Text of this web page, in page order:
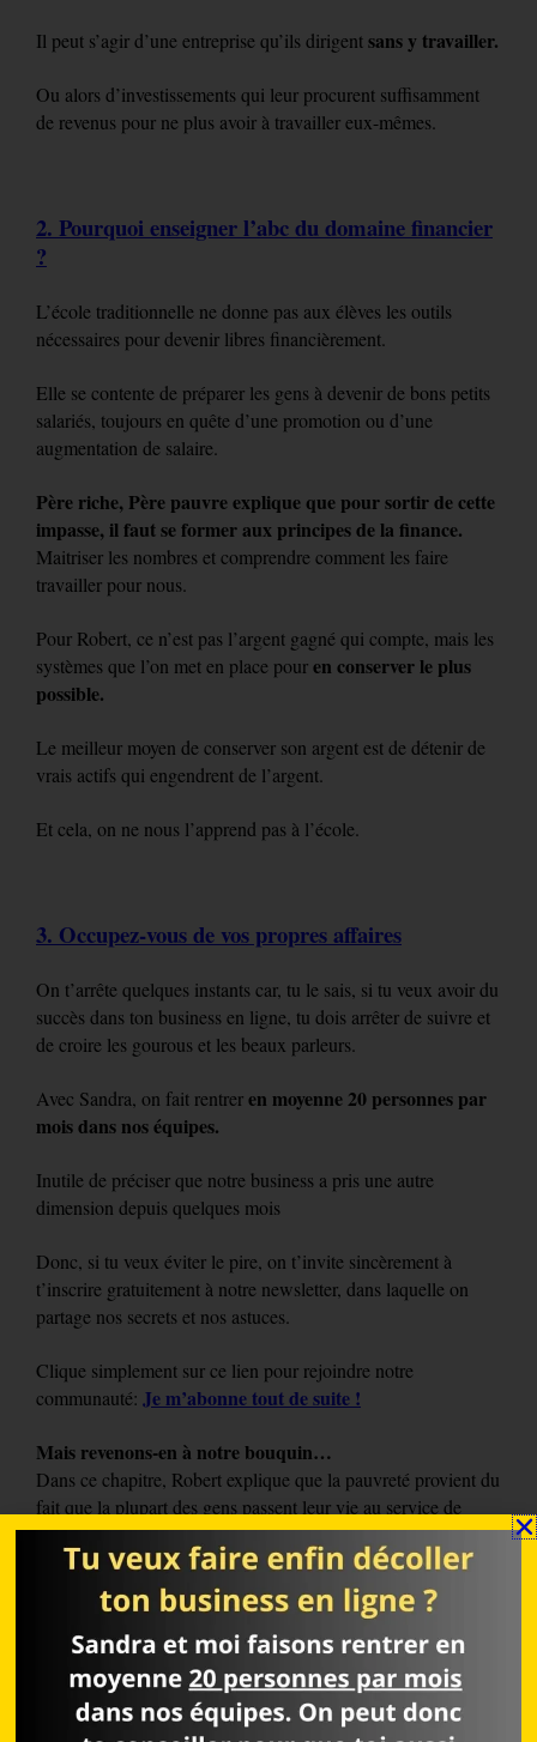
Il peut s’agir d’une entreprise qu’ils dirigentsans y travailler.
Ou alors d’investissements qui leur procurent suffisamment
de revenus pour ne plus avoir à travailler eux-mêmes.
2. Pourquoi enseigner l’abc du domaine financier
?
L’école traditionnelle ne donne pas aux élèves les outils
nécessaires pour devenir libres financièrement.
Elle se contente de préparer les gens à devenir de bons petits
salariés, toujours en quête d’une promotion ou d’une
augmentation de salaire.
Père riche, Père pauvre explique que pour sortir de cette
impasse, il faut se former aux principes de la finance.
Maitriser les nombres et comprendre comment les faire
travailler pour nous.
Pour Robert, ce n’est pas l’argent gagné qui compte, mais les
systèmes que l’on met en place pouren conserver le plus
possible.
Le meilleur moyen de conserver son argent est de détenir de
vrais actifs qui engendrent de l’argent.
Et cela, on ne nous l’apprend pas à l’école.
3. Occupez-vous de vos propres affaires
On t’arrête quelques instants car, tu le sais, si tu veux avoir du
succès dans ton business en ligne, tu dois arrêter de suivre et
de croire les gourous et les beaux parleurs.
Avec Sandra, on fait rentreren moyenne 20 personnes par
mois dans nos équipes.
Inutile de préciser que notre business a pris une autre
dimension depuis quelques mois
Donc, si tu veux éviter le pire, on t’invite sincèrement à
t’inscrire gratuitement à notre newsletter, dans laquelle on
partage nos secrets et nos astuces.
Clique simplement sur ce lien pour rejoindre notre
communauté: Je m’abonne tout de suite !
Mais revenons-en à notre bouquin…
Dans ce chapitre, Robert explique que la pauvreté provient du
fait que la plupart des gens passent leur vie au service de
quelqu’un d’autre.
Ce qui annule toute chance de liberté.
Pour devenir libre, il faut donc sortir de l’esclavage et
s’occuper de ses propres affaires.
Père riche, Père pauvre donne ici quelques exemples de